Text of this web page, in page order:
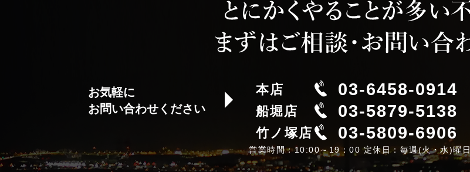
お気軽に
お問い合わせください
本店 03-6458-0914
船堀店 03-5879-5138
竹ノ塚店 03-5809-6906
営業時間：10:00～19：00 定休日：毎週(火・水)曜日